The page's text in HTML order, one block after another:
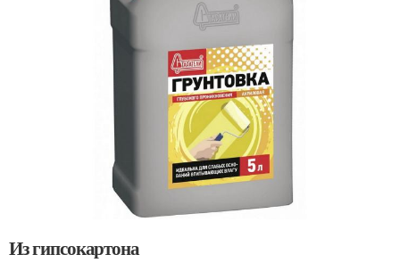
Из гипсокартона